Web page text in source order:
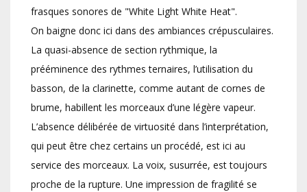
frasques sonores de "White Light White Heat".
On baigne donc ici dans des ambiances crépusculaires.
La quasi-absence de section rythmique, la
prééminence des rythmes ternaires, l’utilisation du
basson, de la clarinette, comme autant de cornes de
brume, habillent les morceaux d’une légère vapeur.
L’absence délibérée de virtuosité dans l’interprétation,
qui peut être chez certains un procédé, est ici au
service des morceaux. La voix, susurrée, est toujours
proche de la rupture. Une impression de fragilité se